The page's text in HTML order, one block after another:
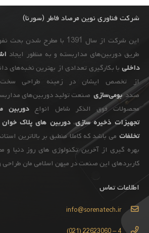
شرکت فناوری نوین مرصاد فاطر (سورنا)
این شرکت از سال 1391 با
طریق دوربین‌های مداربسته و به ‌منظور ایجاد
داخلی با بکارگیری تعدادی از بهترین نخبه‌های
از تخصص ایشان در زمینه طراحی
صددبومی‌سازی صنعت تولید دوربین‌های
محصولات فوق الذکر شامل انواع دوربین
تجهیزات ذخیره سازی، دوربین های پلاک خوان
تخلفات می باشد که کاملا منطبق بر بالاترین
بهره گیری از آخرین تکنولوژی های روز دنیا و
کاربردهای این صنعت در میهن اسلامی مان
اطلاعات تماس
info@sorenatech.ir